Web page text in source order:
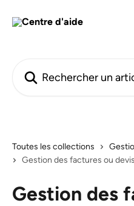
Toutes les collections
Gestion des factures ou
Gestion des